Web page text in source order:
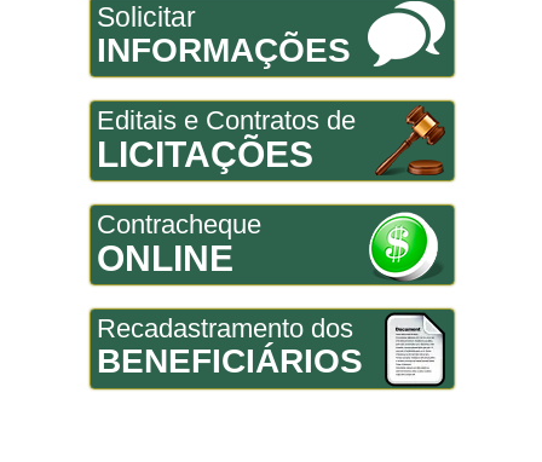
Solicitar
INFORMAÇÕES
Editais e Contratos de
LICITAÇÕES
Contracheque
ONLINE
Recadastramento dos
BENEFICIÁRIOS